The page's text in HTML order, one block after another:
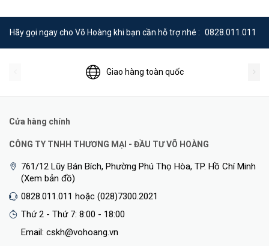
Hãy gọi ngay cho Võ Hoàng khi bạn cần hỗ trợ nhé : 0828.011.011
Giao hàng toàn quốc
Cửa hàng chính
CÔNG TY TNHH THƯƠNG MẠI - ĐẦU TƯ VÕ HOÀNG
761/12 Lũy Bán Bích, Phường Phú Thọ Hòa, TP. Hồ Chí Minh
(Xem bản đồ)
0828.011.011 hoặc (028)7300.2021
Thứ 2 - Thứ 7: 8:00 - 18:00
Email: cskh@vohoang.vn